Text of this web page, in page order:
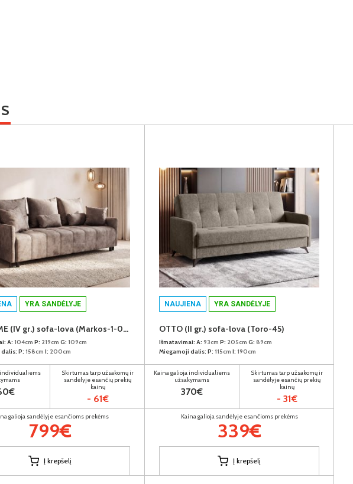
YRA SANDĖLYJE
SUPREME (IV gr.) sofa-lova (Markos-1-04)
A: 104cm P: 219cm G: 109cm
dalis: P: 158cm I: 200cm
individualiems
Skirtumas tarp užsakomų ir
sandėlyje esančių prekių
kainų
- 61€
galioja sandėlyje esančioms prekėms
799€
Į krepšelį
NAUJIENA YRA SANDĖLYJE
OTTO (II gr.) sofa-lova (Toro-45)
Išmatavimai: A: 93cm P: 205cm G: 89cm
Miegamoji dalis: P: 115cm I: 190cm
Kaina galioja individualiems
užsakymams
370€
Skirtumas tarp užsakomų ir
sandėlyje esančių prekių
kainų
- 31€
Kaina galioja sandėlyje esančioms prekėms
339€
Į krepšelį